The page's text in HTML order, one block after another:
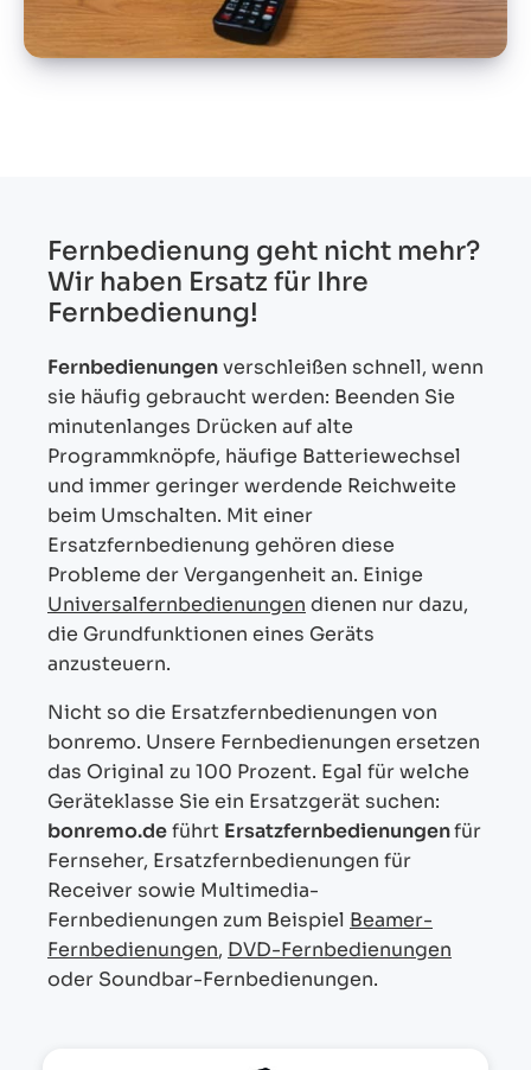
Fernbedienung geht nicht mehr?
Wir haben Ersatz für Ihre
Fernbedienung!
Fernbedienungenverschleißen schnell, wenn
sie häufig gebraucht werden: Beenden Sie
minutenlanges Drücken auf alte
Programmknöpfe, häufige Batteriewechsel
und immer geringer werdende Reichweite
beim Umschalten. Mit einer
Ersatzfernbedienung gehören diese
Probleme der Vergangenheit an. Einige
Universalfernbedienungen dienen nur dazu,
die Grundfunktionen eines Geräts
anzusteuern.
Nicht so die Ersatzfernbedienungen von
bonremo. Unsere Fernbedienungen ersetzen
das Original zu 100 Prozent. Egal für welche
Geräteklasse Sie ein Ersatzgerät suchen:
bonremo.deführt Ersatzfernbedienungenfür
Fernseher, Ersatzfernbedienungen für
Receiver sowie Multimedia-
Fernbedienungen zum Beispiel Beamer-
Fernbedienungen, DVD-Fernbedienungen
oder Soundbar-Fernbedienungen.